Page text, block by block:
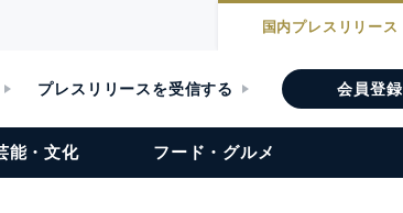
国内プレスリリース
プレスリリースを受信する 会員登録
能・文化 フード・グルメ